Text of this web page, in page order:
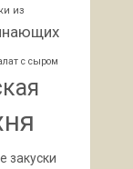
из
с сыром
закуски